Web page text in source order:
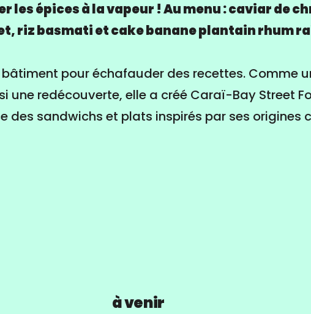
les épices à la vapeur ! Au menu : caviar de
riz basmati et cake banane plantain rhum
pour échafauder des recettes. Comme
une redécouverte, elle a créé Caraï-Bay Street
des sandwichs et plats inspirés par ses origines
à venir